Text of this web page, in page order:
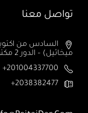
تواصل معنا
ميخائيل) – الدور 2 مكتب رتاج
201004337700+
2038382477+